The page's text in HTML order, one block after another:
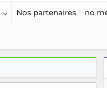
Nos partenaires no